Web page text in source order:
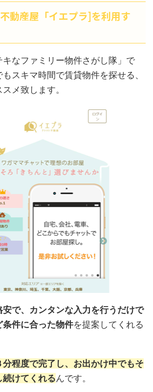
動産屋「イエプラ]を利用す
キなファミリー物件さがし隊」で
スキマ時間で賃貸物件を探せる、
メ致します。
安で、カンタンな入力を行うだけで
条件に合った物件を提案してくれる
程度で完了し、お出かけ中でもそ
けてくれるんです。